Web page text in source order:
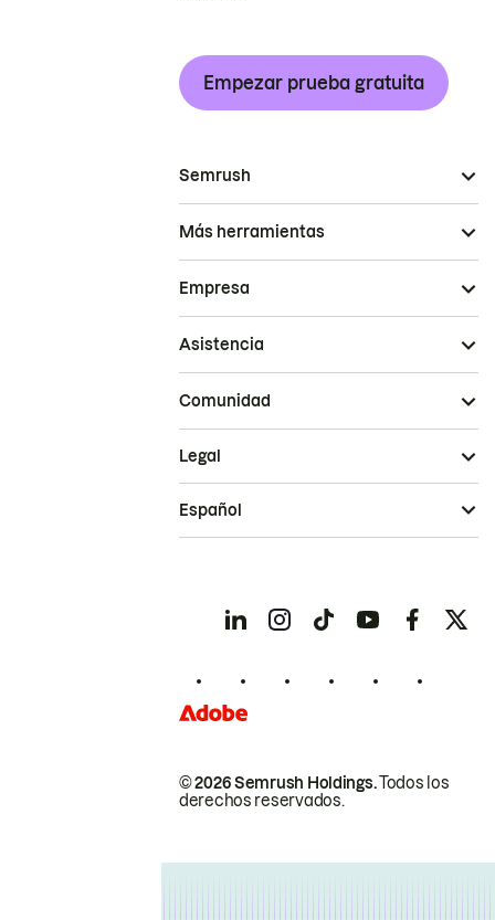
Empezar prueba gratuita
Semrush
Más herramientas
Empresa
Asistencia
Comunidad
© 2026 Semrush Holdings.Todos los
derechos reservados.
Legal
Español